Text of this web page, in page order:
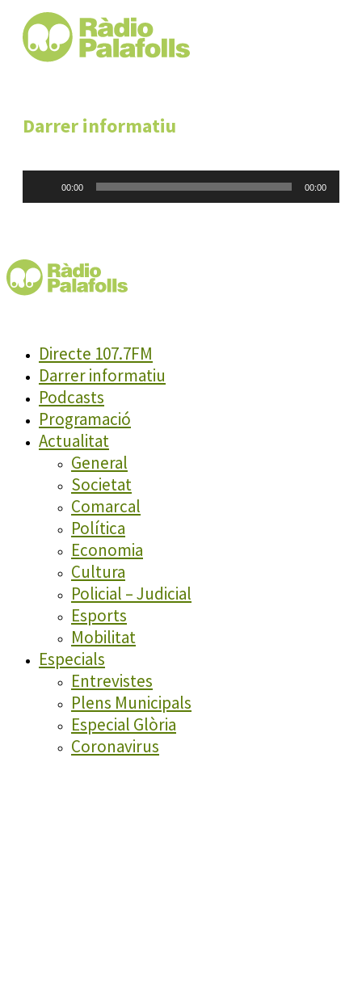
Darrer informatiu
00:00 00:00
Directe 107.7FM
Darrer informatiu
Podcasts
Programació
Actualitat
General
Societat
Comarcal
Política
Economia
Cultura
Policial – Judicial
Esports
Mobilitat
Especials
Entrevistes
Plens Municipals
Especial Glòria
Coronavirus